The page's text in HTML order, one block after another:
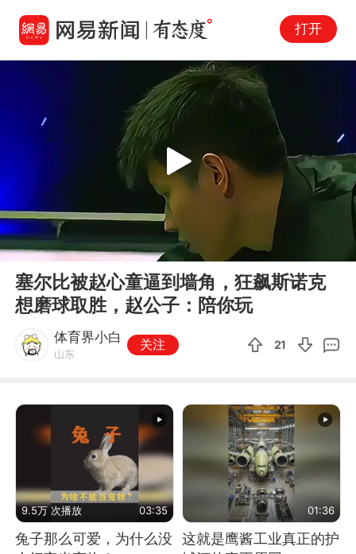
打开
00:00
Play
塞尔比被赵心童逼到墙角，狂飙斯诺克
想磨球取胜，赵公子：陪你玩
体育界小白
山东
关注 21
9.5万 次播放 03:35
兔子那么可爱，为什么没
01:36
这就是鹰酱工业真正的护